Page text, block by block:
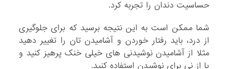
حساسیت دندان را تجربه کرد.
شما ممکن است به این نتیجه برسید که برای جلوگیری
از درد، باید رفتار خوردن و آشامیدن تان را تغییر دهید
مثلا از آشامیدن نوشیدنی های خیلی خنک پرهیز کنید و
یا از نی برای نوشیدن استفاده کنید.